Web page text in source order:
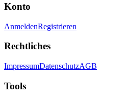
Konto
AnmeldenRegistrieren
Rechtliches
ImpressumDatenschutzAGB
Tools